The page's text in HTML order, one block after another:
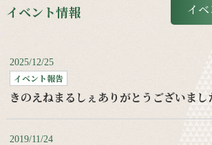
イベント情報 イ
2025/12/25
イベント報告
きのえねまるしぇありがとうございまし
2019/11/24